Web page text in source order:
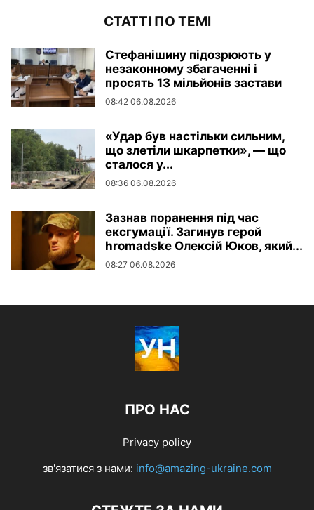
СТАТТІ ПО ТЕМІ
Стефанішину підозрюють у
незаконному збагаченні і
просять 13 мільйонів застави
08:42 06.08.2026
«Удар був настільки сильним,
що злетіли шкарпетки», — що
сталося у...
08:36 06.08.2026
Зазнав поранення під час
ексгумації. Загинув герой
hromadske Олексій Юков, який...
08:27 06.08.2026
ПРО НАС
Privacy policy
зв'язатися з нами: info@amazing-ukraine.com